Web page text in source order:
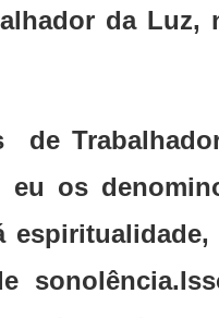
da Luz,
de
eu os